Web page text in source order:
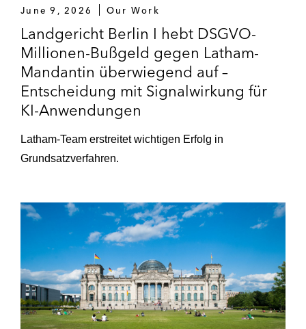
June 9, 2026 Our Work
Landgericht Berlin I hebt DSGVO-
Millionen-Bußgeld gegen Latham-
Mandantin überwiegend auf –
Entscheidung mit Signalwirkung für
KI-Anwendungen
Latham-Team erstreitet wichtigen Erfolg in
Grundsatzverfahren.